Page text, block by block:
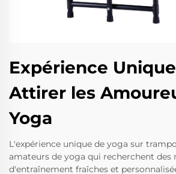
Expérience
Attirer les
Yoga
L'expérience unique de yoga sur
amateurs de yoga qui recherchent des
d'entraînement fraîches et